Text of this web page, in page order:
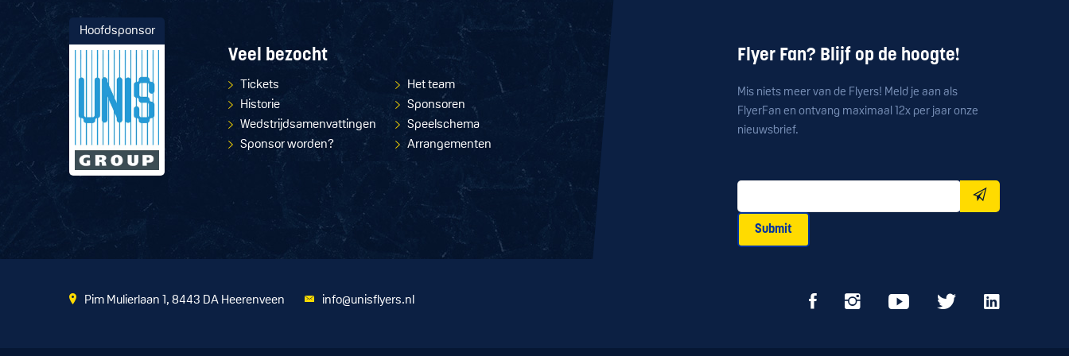
Hoofdsponsor
Veel bezocht
Tickets
Het team
Historie
Sponsoren
Wedstrijdsamenvattingen
Speelschema
Sponsor worden?
Arrangementen
Flyer Fan? Blijf op de hoogte!
Mis niets meer van de Flyers! Meld je aan als
FlyerFan en ontvang maximaal 12x per jaar onze
nieuwsbrief.
Submit
Pim Mulierlaan 1, 8443 DA Heerenveen info@unisflyers.nl